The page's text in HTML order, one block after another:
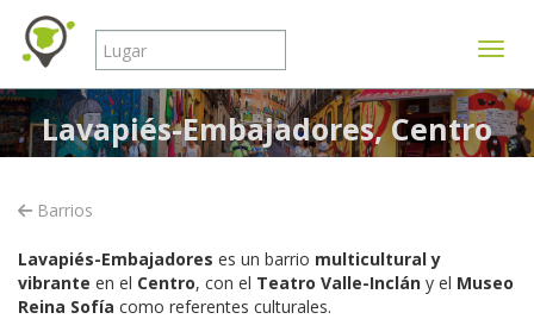
Lavapiés-Embajadores, Centro
Barrios
Lavapiés-Embajadores es un barrio multicultural y
vibrante en el Centro, con el Teatro Valle-Inclán y el Museo
Reina Sofía como referentes culturales.